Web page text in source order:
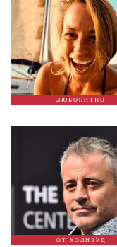
ЛЮБОПИТНО
ОТ ХОЛИВУД